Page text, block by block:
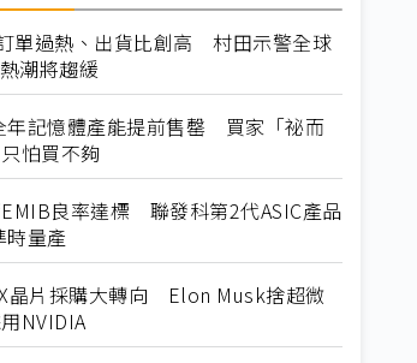
單過熱、出貨比創高 村田示警全球
潮將趨緩
年記憶體產能提前售罄 買家「祕而
怕買不夠
良率達標 聯發科第2代ASIC產品
量產
晶片採購大轉向 Elon Musk捨超微
NVIDIA